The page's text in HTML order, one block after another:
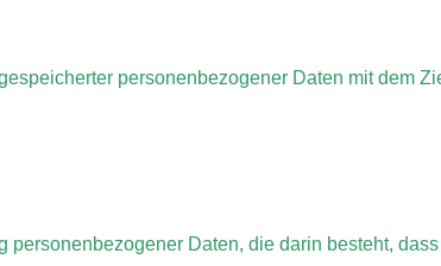
personenbezogener Daten mit dem
personenbezogener Daten, die darin besteht,